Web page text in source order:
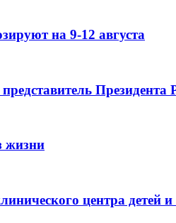
на 9-12 августа
жизни
центра